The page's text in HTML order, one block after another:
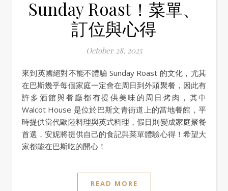
Sunday Roast！菜單、
訂位與心得
October 28, 2025
來到英國絕對不能不體驗 Sunday Roast 的文化，尤其
在巴斯幾乎每個家庭一定會在周日到外頭聚餐，因此有
許多酒館與餐廳都有提供美味的周日烤肉，其中
Walcot House 是位於巴斯文青街道上的當地餐館，平
時提供當代歐陸料理與英式料理，假日則變成家庭聚餐
首選，安妮將提供自己的食記與菜單體驗心得！希望大
家都能在巴斯吃的開心！
READ MORE